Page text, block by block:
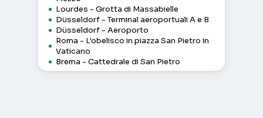
Lourdes - Grotta di Massabielle
Düsseldorf - Terminal aeroportuali A e B
Düsseldorf - Aeroporto
Roma - L'obelisco in piazza San Pietro in
Vaticano
Brema - Cattedrale di San Pietro